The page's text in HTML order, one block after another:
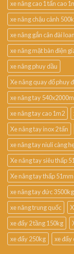
xe nâng cao 1 tấn cao
xe nâng chậu cảnh
xe nâng gắn cân đài loan
xe nâng mặt bàn điện
xe nâng phuy dầu
Xe nâng quay đổ phuy
xe nâng tay
xe nâng tay cao 1m2
Xe nâng tay inox 2 tấn
xe nâng tay niuli càng
Xe nâng tay siêu thấp
Xe nâng tay thấp
xe nâng tay đức 3500kg
xe nâng trung quốc
xe đẩy 2 tầng 150kg
xe đẩy 250kg
xe đẩy